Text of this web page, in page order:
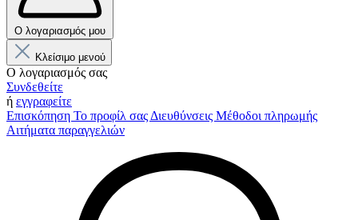
Ο λογαριασμός μου
Κλείσιμο μενού
Ο λογαριασμός σας
Συνδεθείτε
ή εγγραφείτε
Επισκόπηση Το προφίλ σας Διευθύνσεις Μέθοδοι πληρωμής
Αιτήματα παραγγελιών